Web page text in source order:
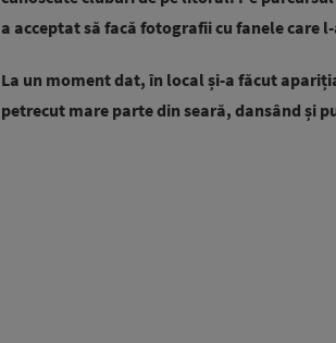
a acceptat să facă fotografii cu fanele care
La un moment dat, în local și-a făcut
petrecut mare parte din seară, dansând și